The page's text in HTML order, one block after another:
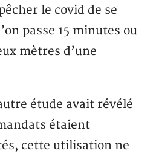
le covid de se
passe 15 minutes ou
mètres d’une
étude avait révélé
étaient
cette utilisation ne